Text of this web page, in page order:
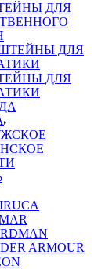
ДЛЯ
ДЛЯ
ARMOUR